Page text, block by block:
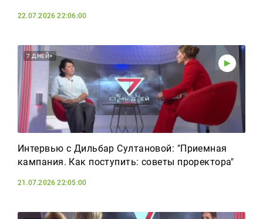
22.07.2026 22:06:00
7 ДНЕЙ+
Интервью с Дильбар Султановой: "Приемная
кампания. Как поступить: советы проректора"
21.07.2026 22:05:00